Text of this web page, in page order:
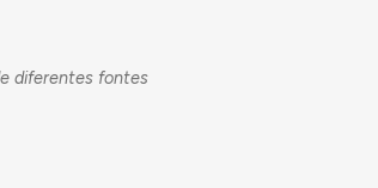
diferentes fontes